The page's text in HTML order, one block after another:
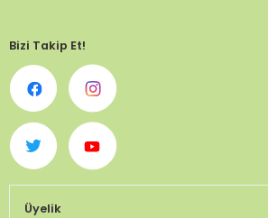
Bizi Takip Et!
Üyelik